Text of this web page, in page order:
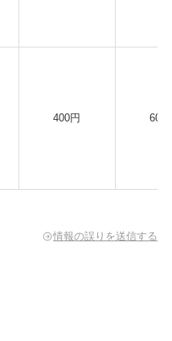
400円 600
情報の誤りを送信する